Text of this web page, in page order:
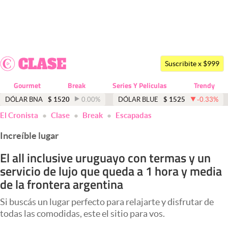
Dólar
Economía y Política
Finanzas y Mercados
Mercados Online
Negocios
Columnistas
Apertura
Suscribite x $999
Gourmet Break Series Y Peliculas Trendy
DÓLAR BNA $ 1520 0.00% DÓLAR BLUE $ 1525 -0.33%
El Cronista Clase Break Escapadas
Increíble lugar
El all inclusive uruguayo con termas y un
servicio de lujo que queda a 1 hora y media
de la frontera argentina
Si buscás un lugar perfecto para relajarte y disfrutar de
todas las comodidas, este el sitio para vos.